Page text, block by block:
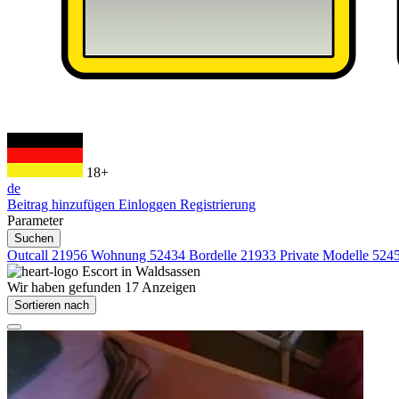
18+
de
Beitrag hinzufügen Einloggen Registrierung
Parameter
Suchen
Outcall 21956 Wohnung 52434 Bordelle 21933 Private Modelle
Escort in Waldsassen
Wir haben gefunden 17 Anzeigen
Sortieren nach